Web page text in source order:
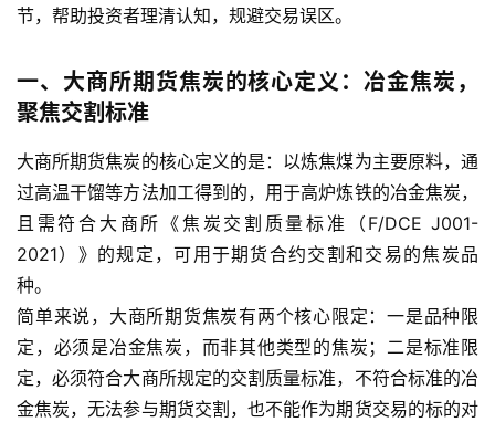
节，帮助投资者理清认知，规避交易误区。
一、大商所期货焦炭的核心定义：冶金焦炭，
聚焦交割标准
大商所期货焦炭的核心定义的是：以炼焦煤为主要原料，通
过高温干馏等方法加工得到的，用于高炉炼铁的冶金焦炭，
且需符合大商所《焦炭交割质量标准（F/DCE J001-
2021）》的规定，可用于期货合约交割和交易的焦炭品
种。
简单来说，大商所期货焦炭有两个核心限定：一是品种限
定，必须是冶金焦炭，而非其他类型的焦炭；二是标准限
定，必须符合大商所规定的交割质量标准，不符合标准的冶
金焦炭，无法参与期货交割，也不能作为期货交易的标的对